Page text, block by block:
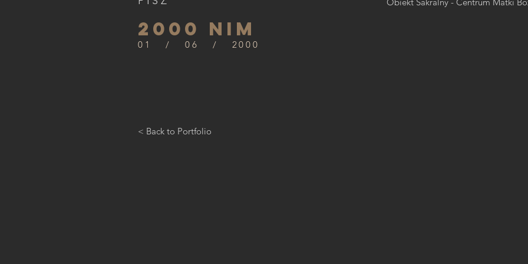
2000 NIM
01 / 06 / 2000
< Back to Portfolio